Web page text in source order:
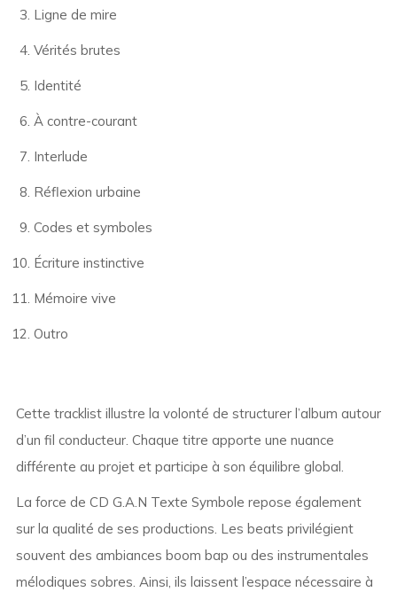
Ligne de mire
Vérités brutes
Identité
À contre-courant
Interlude
Réflexion urbaine
Codes et symboles
Écriture instinctive
Mémoire vive
Outro
Cette tracklist illustre la volonté de structurer l’album autour
d’un fil conducteur. Chaque titre apporte une nuance
différente au projet et participe à son équilibre global.
La force de CD G.A.N Texte Symbole repose également
sur la qualité de ses productions. Les beats privilégient
souvent des ambiances boom bap ou des instrumentales
mélodiques sobres. Ainsi, ils laissent l’espace nécessaire à